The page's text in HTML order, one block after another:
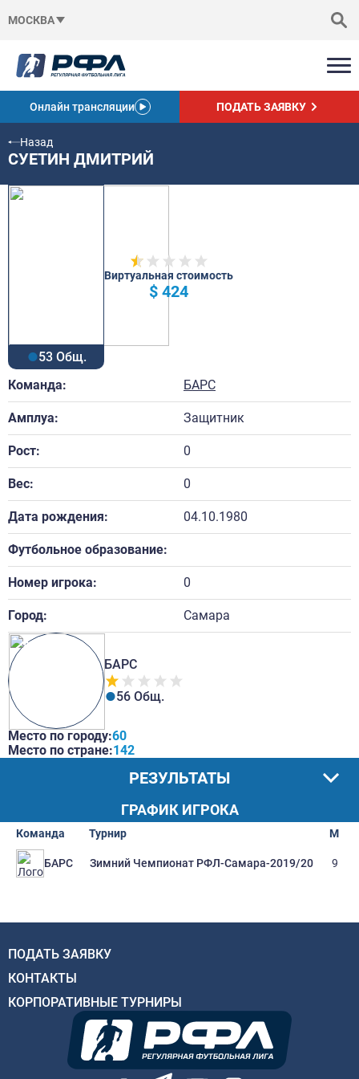
МОСКВА
Онлайн трансляции ПОДАТЬ ЗАЯВКУ
Назад
СУЕТИН ДМИТРИЙ
53 Общ.
Виртуальная стоимость
$ 424
Команда: БАРС
Амплуа: Защитник
Рост: 0
Вес: 0
Дата рождения: 04.10.1980
Футбольное образование:
Номер игрока: 0
Город: Самара
БАРС
56 Общ.
Место по городу:60
Место по стране:142
РЕЗУЛЬТАТЫ
ГРАФИК ИГРОКА
Команда Турнир М
БАРС Зимний Чемпионат РФЛ-Самара-2019/20 9
ПОДАТЬ ЗАЯВКУ
КОНТАКТЫ
КОРПОРАТИВНЫЕ ТУРНИРЫ